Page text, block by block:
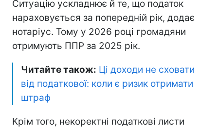
Ситуацію ускладнює й те, що податок
нараховується за попередній рік, додає
нотаріус. Тому у 2026 році громадяни
отримують ППР за 2025 рік.
Читайте також: Ці доходи не сховати
від податкової: коли є ризик отримати
штраф
Крім того, некоректні податкові листи